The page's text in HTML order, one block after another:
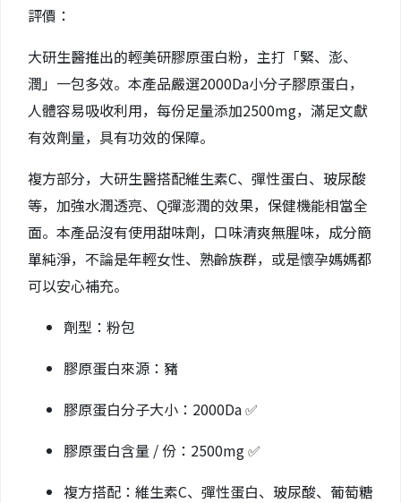
評價：
大研生醫推出的輕美研膠原蛋白粉，主打「緊、澎、
潤」一包多效。本產品嚴選2000Da小分子膠原蛋白，
人體容易吸收利用，每份足量添加2500mg，滿足文獻
有效劑量，具有功效的保障。
複方部分，大研生醫搭配維生素C、彈性蛋白、玻尿酸
等，加強水潤透亮、Q彈澎潤的效果，保健機能相當全
面。本產品沒有使用甜味劑，口味清爽無腥味，成分簡
單純淨，不論是年輕女性、熟齡族群，或是懷孕媽媽都
可以安心補充。
劑型：粉包
膠原蛋白來源：豬
膠原蛋白分子大小：2000Da ✅
膠原蛋白含量 / 份：2500mg ✅
複方搭配：維生素C、彈性蛋白、玻尿酸、葡萄糖